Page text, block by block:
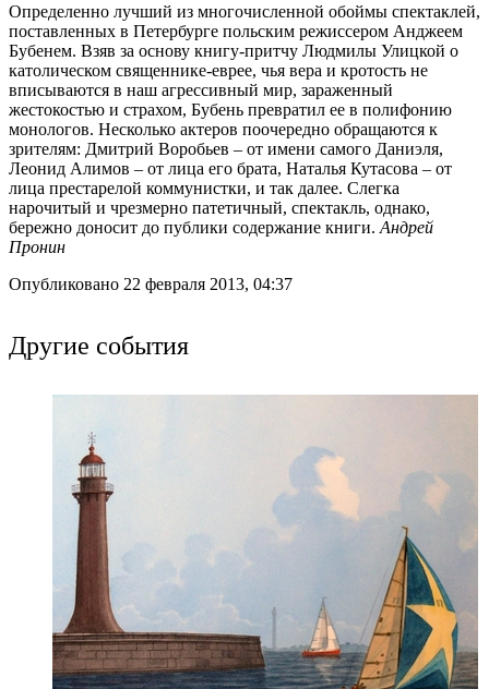
Определенно лучший из многочисленной обоймы спектаклей,
поставленных в Петербурге польским режиссером Анджеем
Бубенем. Взяв за основу книгу-притчу Людмилы Улицкой о
католическом священнике-еврее, чья вера и кротость не
вписываются в наш агрессивный мир, зараженный
жестокостью и страхом, Бубень превратил ее в полифонию
монологов. Несколько актеров поочередно обращаются к
зрителям: Дмитрий Воробьев – от имени самого Даниэля,
Леонид Алимов – от лица его брата, Наталья Кутасова – от
лица престарелой коммунистки, и так далее. Слегка
нарочитый и чрезмерно патетичный, спектакль, однако,
бережно доносит до публики содержание книги. Андрей
Пронин
Опубликовано 22 февраля 2013, 04:37
Другие события